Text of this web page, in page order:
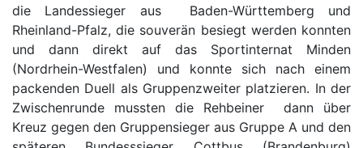
die Landessieger aus Baden-Württemberg und
Rheinland-Pfalz, die souverän besiegt werden konnten
und dann direkt auf das Sportinternat Minden
(Nordrhein-Westfalen) und konnte sich nach einem
packenden Duell als Gruppenzweiter platzieren. In der
Zwischenrunde mussten die Rehbeiner dann über
Kreuz gegen den Gruppensieger aus Gruppe A und den